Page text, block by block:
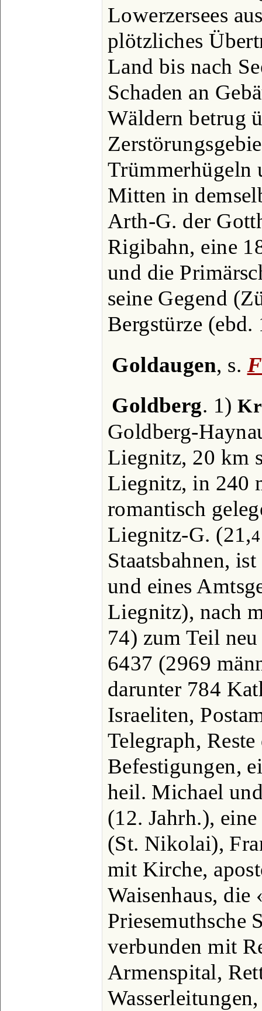
Lowerzersees
plötzliches
Land bis nach
Schaden an
Wäldern betrug
Trümmerhügeln
Mitten in
Arth-G. der
Rigibahn, eine
und die
seine Gegend
Bergstürze (ebd.
Goldaugen, s.
Goldberg. 1)
Goldberg-
Liegnitz, 20 km
Liegnitz, in 240
romantisch
Liegnitz-G. (21,4
Staatsbahnen,
und eines
Liegnitz), nach
74) zum Teil
6437 (2969
darunter 784
Israeliten,
Telegraph,
Befestigungen,
heil. Michael
(12. Jahrh.),
(St. Nikolai),
mit Kirche,
Waisenhaus, die
Priesemuthsche
verbunden mit
Armenspital,